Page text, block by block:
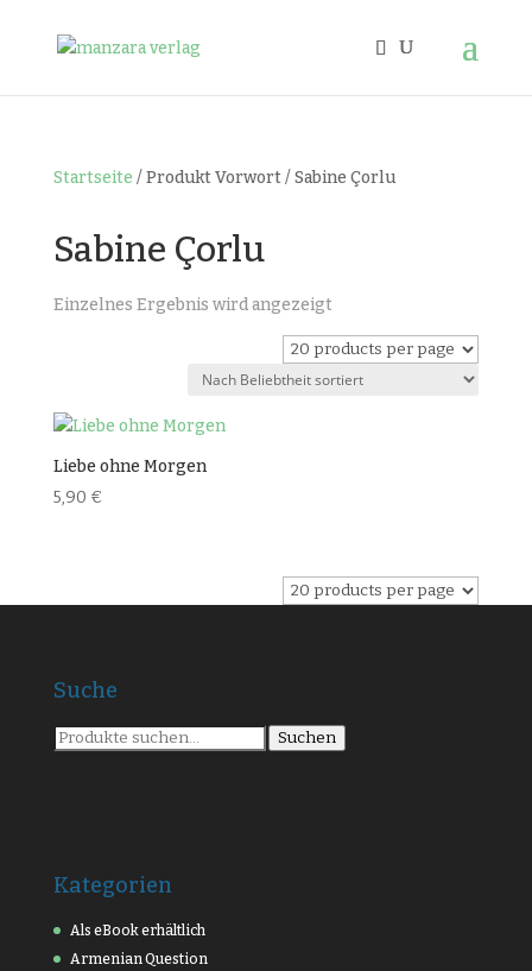
Startseite / Produkt Vorwort / Sabine Çorlu
Sabine Çorlu
Einzelnes Ergebnis wird angezeigt
Liebe ohne Morgen
5,90 €
Suche
Suche
nach:
Suchen
Kategorien
Als eBook erhältlich
Armenian Question